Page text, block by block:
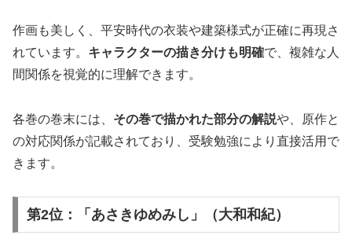
作画も美しく、平安時代の衣装や建築様式が正確に再現さ
れています。 キャラクターの描き分けも明確で、複雑な人
間関係を視覚的に理解できます。
各巻の巻末には、 その巻で描かれた部分の解説や、原作と
の対応関係が記載されており、受験勉強により直接活用で
きます。
第2位：「あさきゆめみし」（大和和紀）